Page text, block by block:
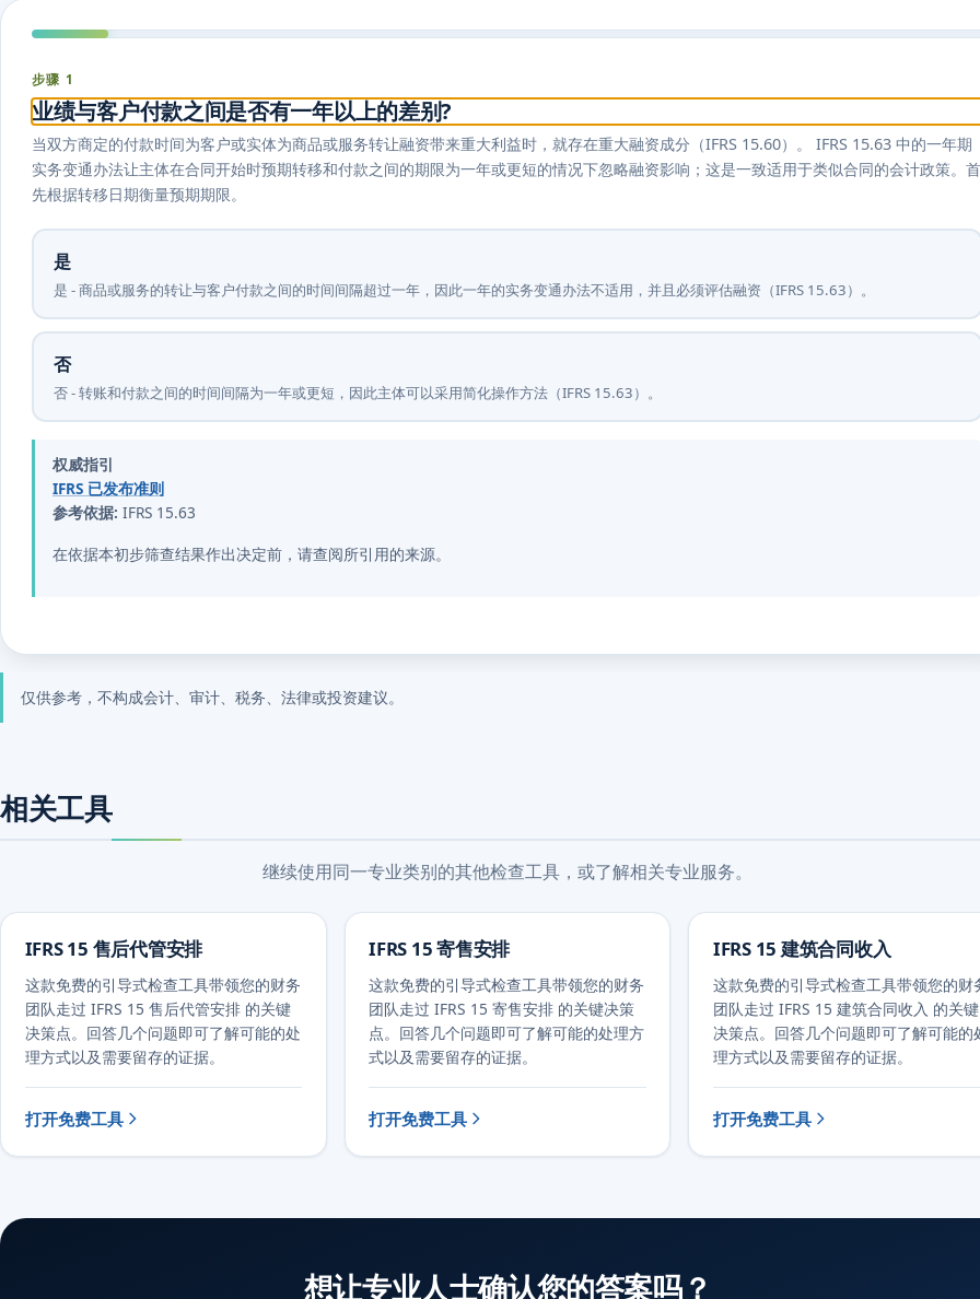
步骤 1
业绩与客户付款之间是否有一年以上的差别?
当双方商定的付款时间为客户或实体为商品或服务转让融资带来重大利益时，就存在重大融资成分（IFRS 15.60）。 IFRS 15.63 中的一年期
实务变通办法让主体在合同开始时预期转移和付款之间的期限为一年或更短的情况下忽略融资影响；这是一致适用于类似合同的会计政策。首
先根据转移日期衡量预期期限。
是
是 - 商品或服务的转让与客户付款之间的时间间隔超过一年，因此一年的实务变通办法不适用，并且必须评估融资（IFRS 15.63）。
否
否 - 转账和付款之间的时间间隔为一年或更短，因此主体可以采用简化操作方法（IFRS 15.63）。
权威指引
IFRS 已发布准则
参考依据: IFRS 15.63
在依据本初步筛查结果作出决定前，请查阅所引用的来源。
仅供参考，不构成会计、审计、税务、法律或投资建议。
相关工具
继续使用同一专业类别的其他检查工具，或了解相关专业服务。
IFRS 15 售后代管安排
这款免费的引导式检查工具带领您的财务
团队走过 IFRS 15 售后代管安排 的关键
决策点。回答几个问题即可了解可能的处
理方式以及需要留存的证据。
打开免费工具
IFRS 15 寄售安排
这款免费的引导式检查工具带领您的财务
团队走过 IFRS 15 寄售安排 的关键决策
点。回答几个问题即可了解可能的处理方
式以及需要留存的证据。
打开免费工具
IFRS 15 建筑合同收入
这款免费的引导式检查工具带领您的财
团队走过 IFRS 15 建筑合同收入 的关键
决策点。回答几个问题即可了解可能的
理方式以及需要留存的证据。
打开免费工具
想让专业人士确认您的答案吗？